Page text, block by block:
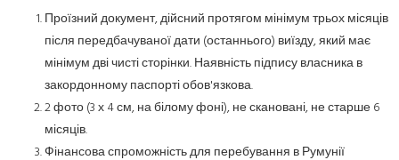
Проїзний документ, дійсний протягом мінімум трьох місяців
після передбачуваної дати (останнього) виїзду, який має
мінімум дві чисті сторінки. Наявність підпису власника в
закордонному паспорті обов'язкова.
2 фото (3 х 4 см, на білому фоні), не скановані, не старше 6
місяців.
Фінансова спроможність для перебування в Румунії